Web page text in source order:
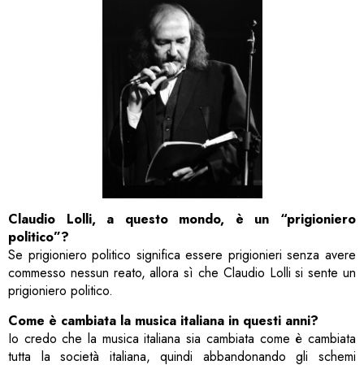
Claudio Lolli, a questo mondo, è un “prigioniero
politico”?
Se prigioniero politico significa essere prigionieri senza avere
commesso nessun reato, allora sì che Claudio Lolli si sente un
prigioniero politico.
Come è cambiata la musica italiana in questi anni?
Io credo che la musica italiana sia cambiata come è cambiata
tutta la società italiana, quindi abbandonando gli schemi